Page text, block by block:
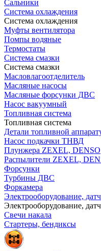
Сальники
Система охлаждения
Система охлаждения
Муфты вентилятора
Помпы водяные
Термостаты
Система смазки
Система смазки
Масловлагоотделитель
Масляные насосы
Масляные форсунки ДВС
Насос вакуумный
Топливная система
Топливная система
Детали топливной
Насос подкачки ТНВД
Плунжера ZEXEL, DENSO
Распылители ZEXEL,
Форсунки
Турбины ДВС
Форкамера
Электрооборудование,
Электрооборудование,
Свечи накала
Стартеры, бендиксы